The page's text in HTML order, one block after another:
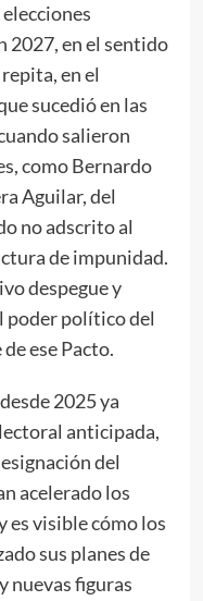
2027, en el sentido
en el
sucedió en las
salieron
como Bernardo
Aguilar, del
no adscrito al
de impunidad.
despegue y
poder político del
ese Pacto.
2025 ya
anticipada,
del
acelerado los
es visible cómo los
sus planes de
nuevas figuras